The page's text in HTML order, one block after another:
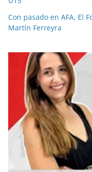
Con pasado en AFA, El
Martín Ferreyra